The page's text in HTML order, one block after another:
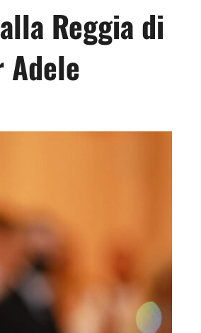
Reggia di